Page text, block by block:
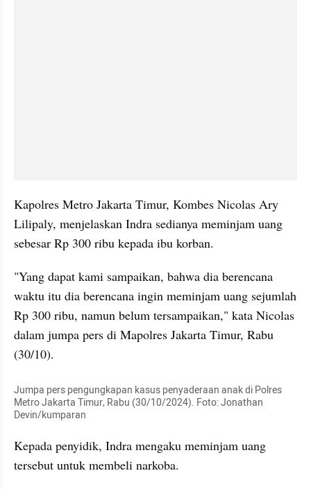
Kapolres Metro Jakarta Timur, Kombes Nicolas Ary
Lilipaly, menjelaskan Indra sedianya meminjam uang
sebesar Rp 300 ribu kepada ibu korban.
"Yang dapat kami sampaikan, bahwa dia berencana
waktu itu dia berencana ingin meminjam uang sejumlah
Rp 300 ribu, namun belum tersampaikan," kata Nicolas
dalam jumpa pers di Mapolres Jakarta Timur, Rabu
(30/10).
Jumpa pers pengungkapan kasus penyaderaan anak di Polres
Metro Jakarta Timur, Rabu (30/10/2024). Foto: Jonathan
Devin/kumparan
Kepada penyidik, Indra mengaku meminjam uang
tersebut untuk membeli narkoba.